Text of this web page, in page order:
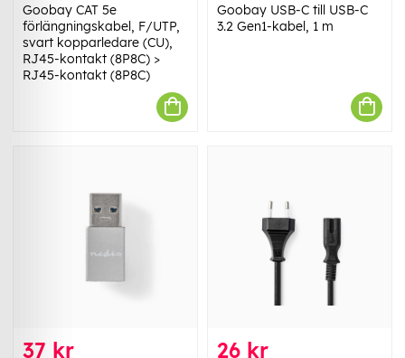
Goobay CAT 5e
förlängningskabel, F/UTP,
svart kopparledare (CU),
RJ45-kontakt (8P8C) >
RJ45-kontakt (8P8C)
Goobay USB-C till USB-C
3.2 Gen1-kabel, 1 m
37 kr 26 kr